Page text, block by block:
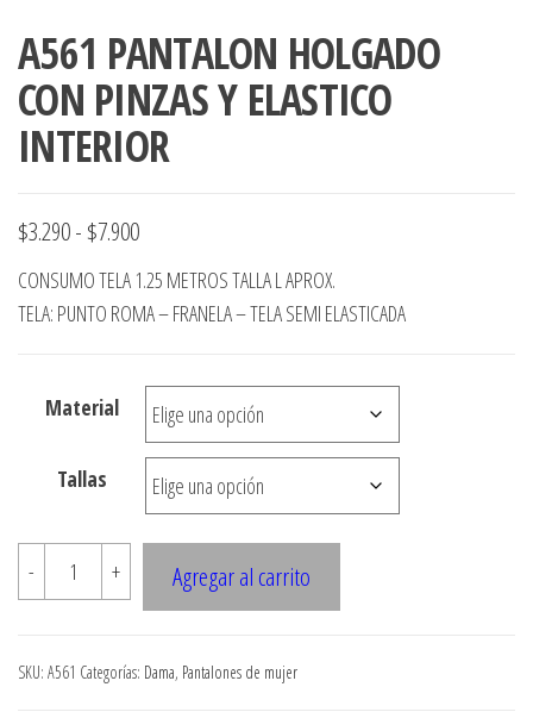
A561 PANTALON HOLGADO
CON PINZAS Y ELASTICO
INTERIOR
$3.290- $7.900Rango
de
precios:
$3.290
hasta
$7.900
CONSUMO TELA 1.25 METROS TALLA L APROX.
TELA: PUNTO ROMA – FRANELA – TELA SEMI ELASTICADA
Material
Tallas
-
A561
PANTALON
CON
PINZAS
+ Agregar al carrito
SKU: A561 Categorías: Dama, Pantalones de mujer